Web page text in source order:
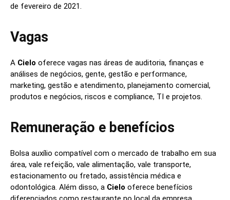
de fevereiro de 2021.
Vagas
A Cielo oferece vagas nas áreas de auditoria, finanças e
análises de negócios, gente, gestão e performance,
marketing, gestão e atendimento, planejamento comercial,
produtos e negócios, riscos e compliance, TI e projetos.
Remuneração e benefícios
Bolsa auxílio compatível com o mercado de trabalho em sua
área, vale refeição, vale alimentação, vale transporte,
estacionamento ou fretado, assistência médica e
odontológica. Além disso, a Cielo oferece benefícios